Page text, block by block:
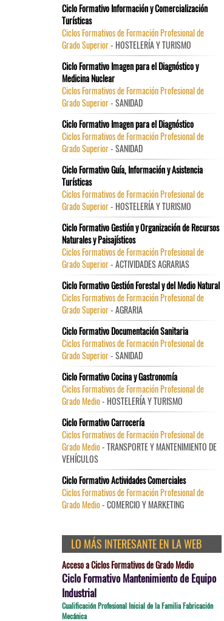
Ciclo Formativo Información y Comercialización
Turísticas
Ciclos Formativos de Formación Profesional de
Grado Superior- HOSTELERÍA Y TURISMO
Ciclo Formativo Imagen para el Diagnóstico y
Medicina Nuclear
Ciclos Formativos de Formación Profesional de
Grado Superior- SANIDAD
Ciclo Formativo Imagen para el Diagnóstico
Ciclos Formativos de Formación Profesional de
Grado Superior- SANIDAD
Ciclo Formativo Guía, Información y Asistencia
Turísticas
Ciclos Formativos de Formación Profesional de
Grado Superior- HOSTELERÍA Y TURISMO
Ciclo Formativo Gestión y Organización de Recursos
Naturales y Paisajísticos
Ciclos Formativos de Formación Profesional de
Grado Superior- ACTIVIDADES AGRARIAS
Ciclo Formativo Gestión Forestal y del Medio Natural
Ciclos Formativos de Formación Profesional de
Grado Superior- AGRARIA
Ciclo Formativo Documentación Sanitaria
Ciclos Formativos de Formación Profesional de
Grado Superior- SANIDAD
Ciclo Formativo Cocina y Gastronomía
Ciclos Formativos de Formación Profesional de
Grado Medio- HOSTELERÍA Y TURISMO
Ciclo Formativo Carrocería
Ciclos Formativos de Formación Profesional de
Grado Medio- TRANSPORTE Y MANTENIMIENTO DE
VEHÍCULOS
Ciclo Formativo Actividades Comerciales
Ciclos Formativos de Formación Profesional de
Grado Medio- COMERCIO Y MARKETING
LO MÁS INTERESANTE EN LA WEB
Acceso a Ciclos Formativos de Grado Medio
Ciclo Formativo Mantenimiento de Equipo
Industrial
Cualificación Profesional Inicial de la Familia Fabricación
Mecánica